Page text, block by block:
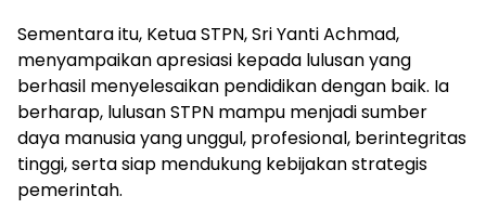
Sementara itu, Ketua STPN, Sri Yanti Achmad,
menyampaikan apresiasi kepada lulusan yang
berhasil menyelesaikan pendidikan dengan baik. Ia
berharap, lulusan STPN mampu menjadi sumber
daya manusia yang unggul, profesional, berintegritas
tinggi, serta siap mendukung kebijakan strategis
pemerintah.